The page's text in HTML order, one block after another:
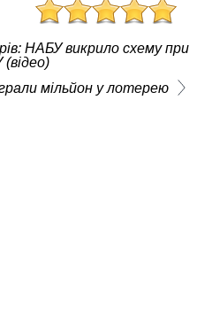
НАБУ викрило схему при
(відео)
мільйон у лотерею